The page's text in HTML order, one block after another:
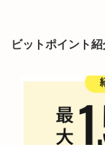
ビットポイント